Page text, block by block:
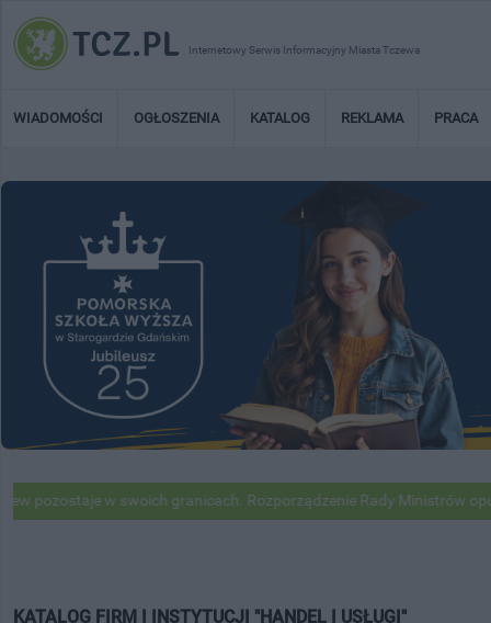
Internetowy Serwis Informacyjny Miasta Tczewa
WIADOMOŚCI OGŁOSZENIA KATALOG REKLAMA PRACA
w swoich granicach. Rozporządzenie Rady Ministrów
KATALOG FIRM I INSTYTUCJI "HANDEL I USŁUGI"